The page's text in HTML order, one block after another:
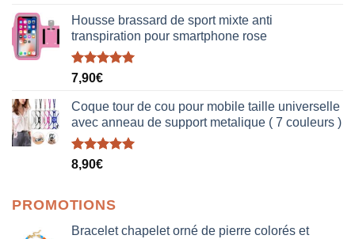
Housse brassard de sport mixte anti
transpiration pour smartphone rose
Note5.00
7,90€
Coque tour de cou pour mobile taille universelle
avec anneau de support metalique ( 7 couleurs )
Note5.00
8,90€
PROMOTIONS
Bracelet chapelet orné de pierre colorés et